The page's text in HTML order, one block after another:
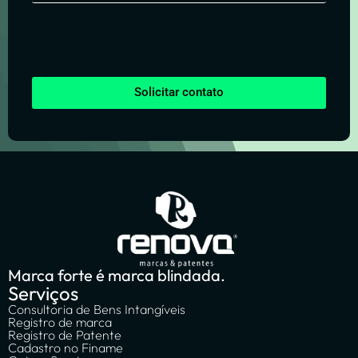
Solicitar contato
Marca forte é marca blindada.
Serviços
Consultoria de Bens Intangíveis
Registro de marca
Registro de Patente
Cadastro no Finame